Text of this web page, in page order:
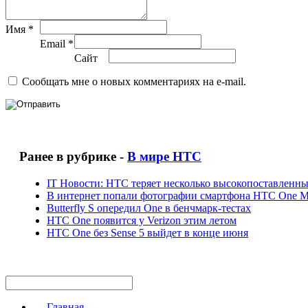
Имя *
Email *
Сайт
Сообщать мне о новых комментариях на e-mail.
Ранее в рубрике - В мире HTC
IT Новости: НТС теряет несколько
В интернет попали фотографии смартфона HTC One
Butterfly S опередил One в бенчмарк-тестах
HTC One появится у Verizon этим летом
HTC One без Sense 5 выйдет в конце июня